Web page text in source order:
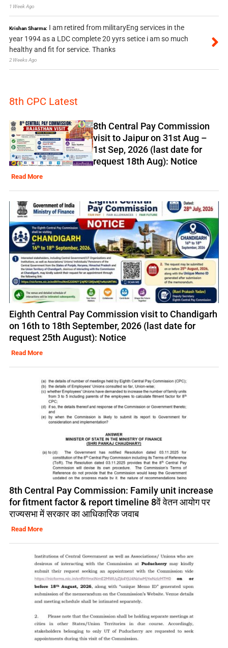
1 Week Ago
Krishan Sharma: I am retired from militaryEng services in the
year 1994 as a LDC complete 20 yyrs setice i am so much
healthy and fit for service. Thanks
2 Weeks Ago
8th CPC Latest
8th Central Pay Commission
visit to Jaipur on 31st Aug –
1st Sep, 2026 (last date for
request 18th Aug): Notice
Read More
Eighth Central Pay Commission visit to Chandigarh
on 16th to 18th September, 2026 (last date for
request 25th August): Notice
Read More
8th Central Pay Commission: Family unit increase
for fitment factor & report timeline 8वें वेतन आयोग पर
राज्यसभा में सरकार का आधिकारिक जवाब
Read More